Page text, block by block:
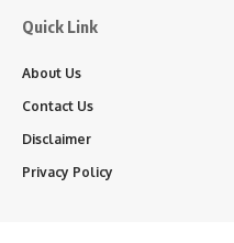
Quick Link
About Us
Contact Us
Disclaimer
Privacy Policy